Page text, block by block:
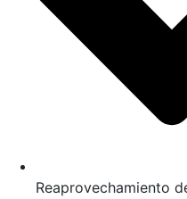
Reaprovechamiento